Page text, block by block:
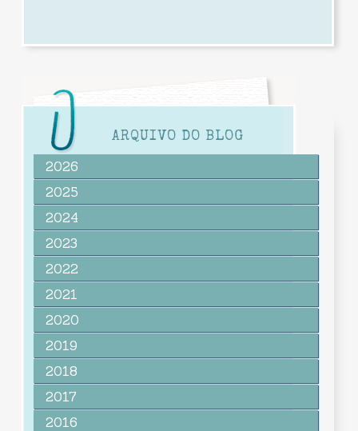
ARQUIVO DO BLOG
2026
2025
2024
2023
2022
2021
2020
2019
2018
2017
2016